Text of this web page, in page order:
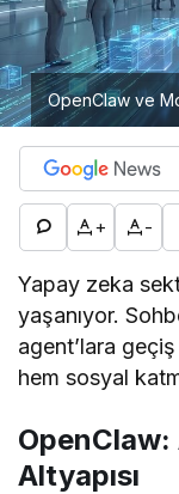
OpenClaw ve
+ -
Yapay zeka
yaşanıyor.
agent’lara
hem sosyal
OpenClaw:
Altyapısı